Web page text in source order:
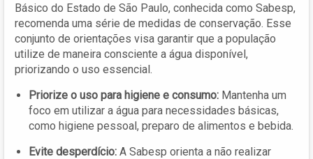
Básico do Estado de São Paulo, conhecida como Sabesp,
recomenda uma série de medidas de conservação. Esse
conjunto de orientações visa garantir que a população
utilize de maneira consciente a água disponível,
priorizando o uso essencial.
Priorize o uso para higiene e consumo: Mantenha um
foco em utilizar a água para necessidades básicas,
como higiene pessoal, preparo de alimentos e bebida.
Evite desperdício: A Sabesp orienta a não realizar